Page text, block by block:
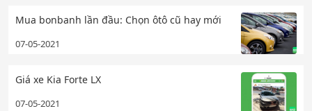
Mua bonbanh lần đầu: Chọn ôtô cũ hay mới
07-05-2021
Giá xe Kia Forte LX
07-05-2021